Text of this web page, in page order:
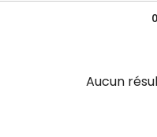
0
Aucun